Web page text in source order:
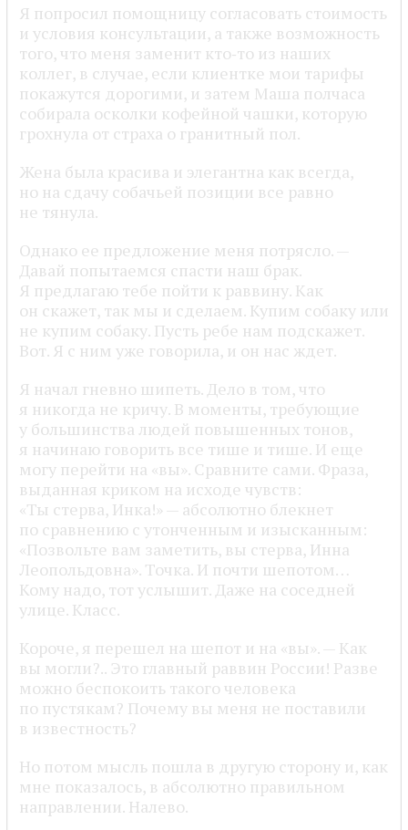
Я попросил помощницу согласовать стоимость
и условия консультации, а также возможность
того, что меня заменит кто‑то из наших
коллег, в случае, если клиентке мои тарифы
покажутся дорогими, и затем Маша полчаса
собирала осколки кофейной чашки, которую
грохнула от страха о гранитный пол.
Жена была красива и элегантна как всегда,
но на сдачу собачьей позиции все равно
не тянула.
Однако ее предложение меня потрясло. —
Давай попытаемся спасти наш брак.
Я предлагаю тебе пойти к раввину. Как
он скажет, так мы и сделаем. Купим собаку или
не купим собаку. Пусть ребе нам подскажет.
Вот. Я с ним уже говорила, и он нас ждет.
Я начал гневно шипеть. Дело в том, что
я никогда не кричу. В моменты, требующие
у большинства людей повышенных тонов,
я начинаю говорить все тише и тише. И еще
могу перейти на «вы». Сравните сами. Фраза,
выданная криком на исходе чувств:
«Ты стерва, Инка!» — абсолютно блекнет
по сравнению с утонченным и изысканным:
«Позвольте вам заметить, вы стерва, Инна
Леопольдовна». Точка. И почти шепотом…
Кому надо, тот услышит. Даже на соседней
улице. Класс.
Короче, я перешел на шепот и на «вы». — Как
вы могли?.. Это главный раввин России! Разве
можно беспокоить такого человека
по пустякам? Почему вы меня не поставили
в известность?
Но потом мысль пошла в другую сторону и, как
мне показалось, в абсолютно правильном
направлении. Налево.